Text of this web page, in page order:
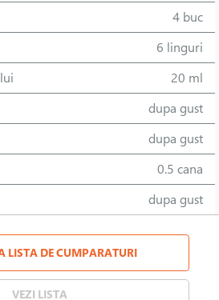
4 buc
6 linguri
20 ml
dupa gust
dupa gust
0.5 cana
dupa gust
LISTA DE CUMPARATURI
VEZI LISTA